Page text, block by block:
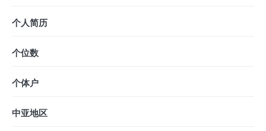
个人简历
个位数
个体户
中亚地区